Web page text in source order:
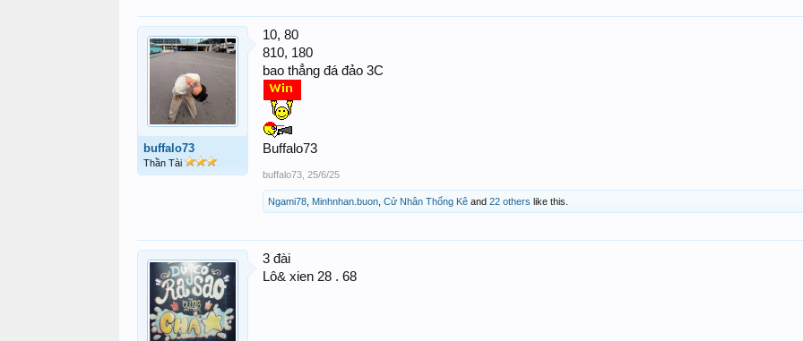
buffalo73
Thần Tài
10, 80
810, 180
bao thẳng đá đảo 3C
Buffalo73
buffalo73 25/6/25
Ngami78 Minhnhan.buon Cử Nhân Thống Kê and 22 others like this.
3 đài
Lô& xien 28 . 68